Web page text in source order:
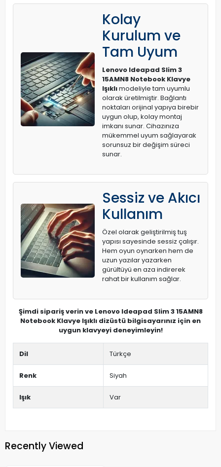
Kolay
Kurulum ve
Tam Uyum
Lenovo Ideapad Slim 3
15AMN8 Notebook Klavye
Işıklımodeliyle tam uyumlu
olarak üretilmiştir. Bağlantı
noktaları orijinal yapıya birebir
uygun olup, kolay montaj
imkanı sunar. Cihazınıza
mükemmel uyum sağlayarak
sorunsuz bir değişim süreci
sunar.
Sessiz ve Akıcı
Kullanım
Özel olarak geliştirilmiş tuş
yapısı sayesinde sessiz çalışır.
Hem oyun oynarken hem de
uzun yazılar yazarken
gürültüyü en aza indirerek
rahat bir kullanım sağlar.
Şimdi sipariş verin ve Lenovo Ideapad Slim 3 15AMN8
Notebook Klavye Işıklı dizüstü bilgisayarınız için en
uygun klavyeyi deneyimleyin!
Dil Türkçe
Renk Siyah
Işık Var
Recently Viewed